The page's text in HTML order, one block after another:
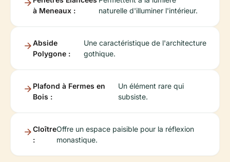
à Meneaux :
naturelle d'illuminer l'intérieur.
Abside
Polygone :
Une caractéristique de l'architecture
gothique.
Plafond à Fermes en
Bois :
Un élément rare qui
subsiste.
Cloître
:
Offre un espace paisible pour la réflexion
monastique.